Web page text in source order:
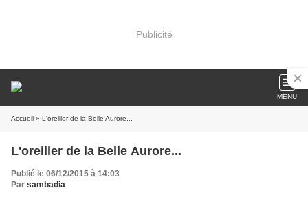
Publicité
MENU
Accueil » L'oreiller de la Belle Aurore...
L'oreiller de la Belle Aurore...
Publié le 06/12/2015 à 14:03
Par sambadia